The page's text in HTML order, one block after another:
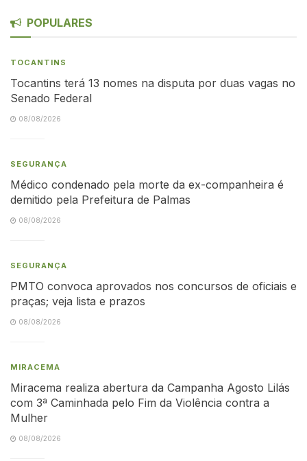
POPULARES
TOCANTINS
Tocantins terá 13 nomes na disputa por duas vagas no
Senado Federal
08/08/2026
SEGURANÇA
Médico condenado pela morte da ex-companheira é
demitido pela Prefeitura de Palmas
08/08/2026
SEGURANÇA
PMTO convoca aprovados nos concursos de oficiais e
praças; veja lista e prazos
08/08/2026
MIRACEMA
Miracema realiza abertura da Campanha Agosto Lilás
com 3ª Caminhada pelo Fim da Violência contra a
Mulher
08/08/2026